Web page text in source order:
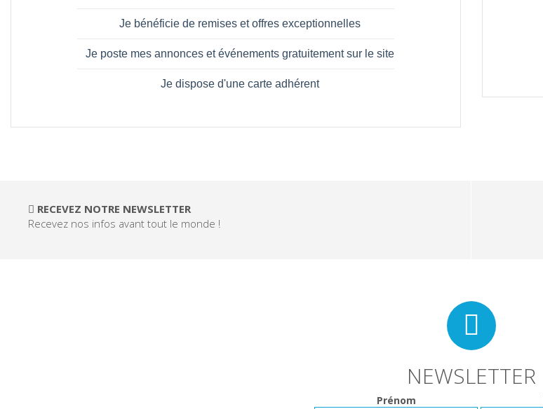
Je bénéficie de remises et offres exceptionnelles
Je poste mes annonces et événements gratuitement sur le site
Je dispose d'une carte adhérent
RECEVEZ NOTRE NEWSLETTER
Recevez nos infos avant tout le monde !
NEWSLETTER
Prénom